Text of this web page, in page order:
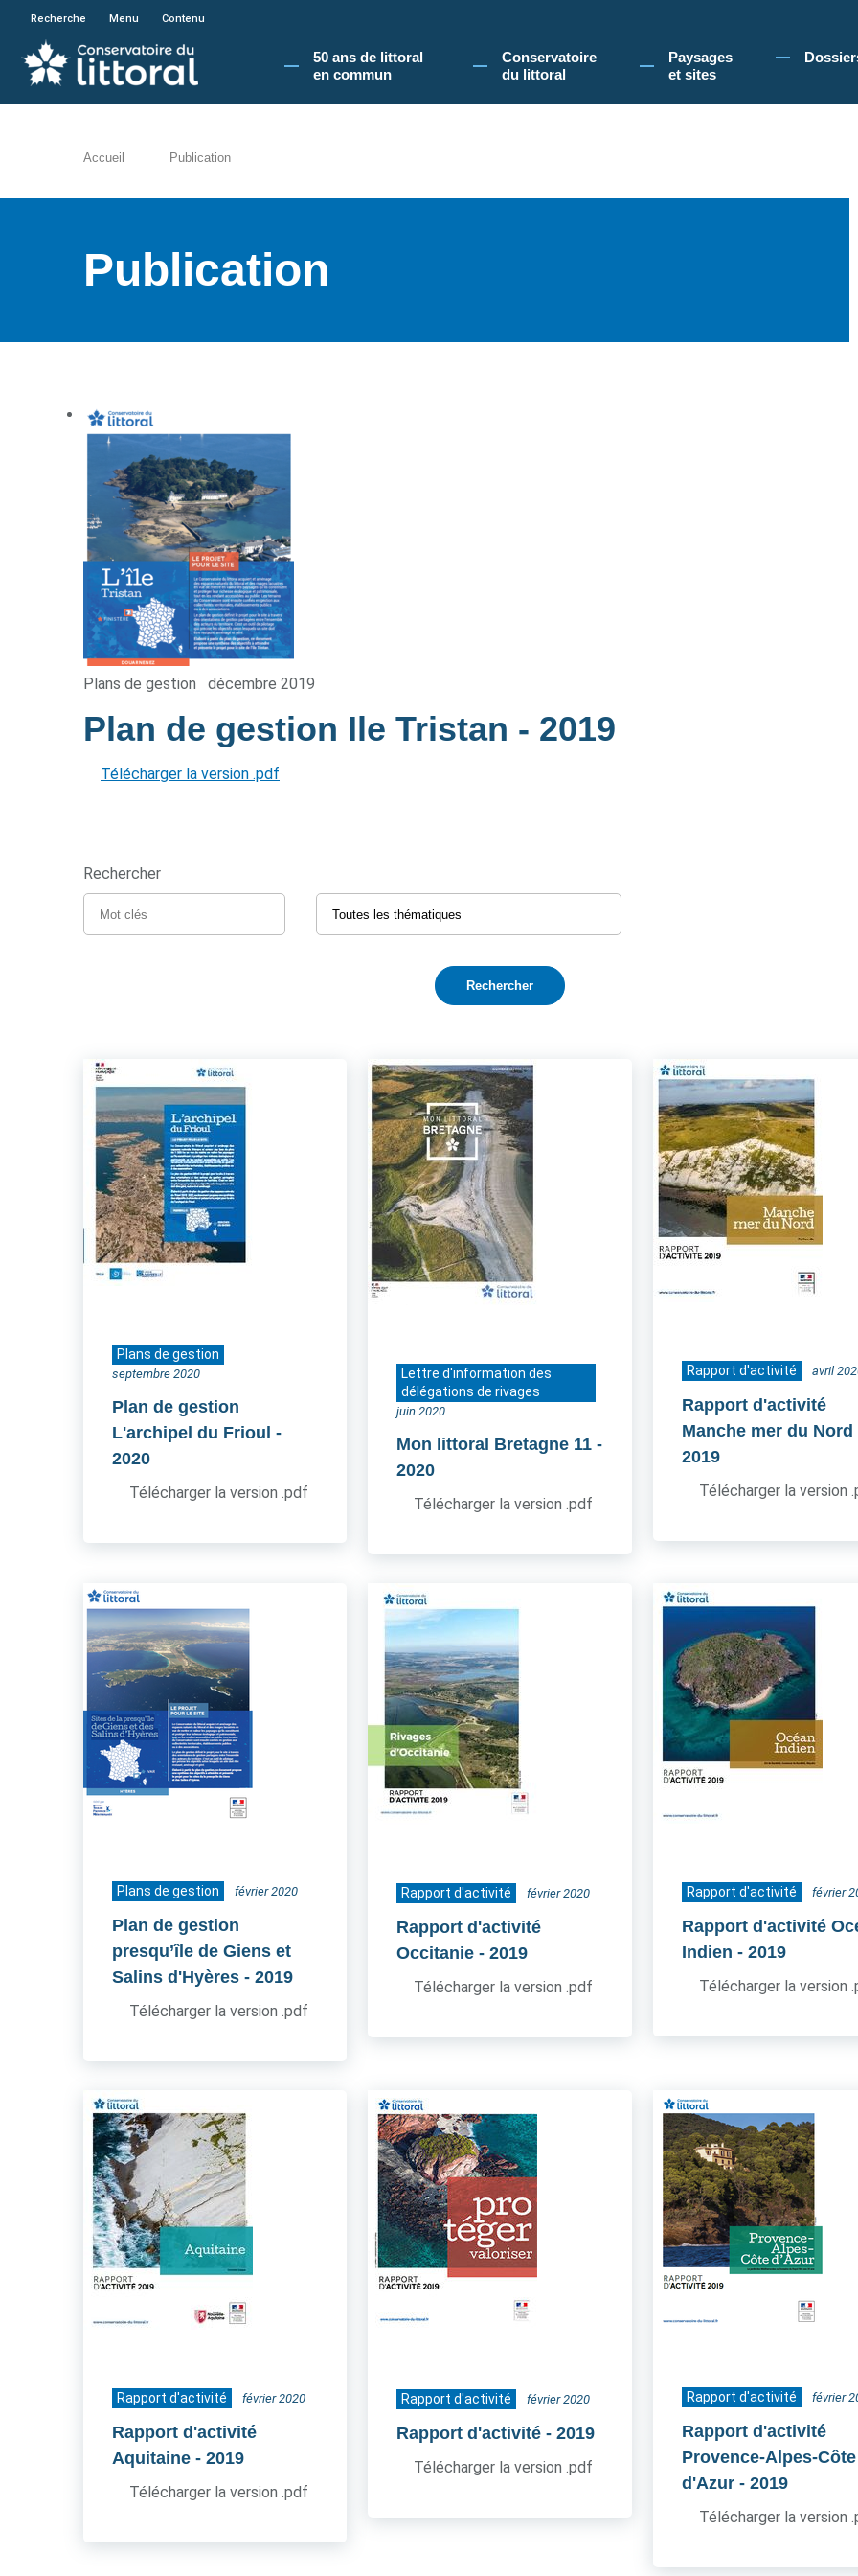
En poursuivant votre navigation sur le site du Conservatoire du littoral, vous acceptez l'utilisation de cookies pour vous
Recherche Menu Contenu
50 ans de littoral
en commun​
Conservatoire
du littoral
Paysages
et sites
Accueil Publication
Publication
Plans de gestion décembre 2019
Plan de gestion Ile Tristan - 2019
Télécharger la version .pdf
Rechercher
Plans de gestion
septembre 2020
Plan de gestion
L'archipel du Frioul -
2020
Télécharger la version .pdf
Lettre d'information des
délégations de rivages
juin 2020
Mon littoral Bretagne 11 -
2020
Télécharger la version .pdf
Rapport d'activité avril
Rapport d'activité
Manche mer du Nord
2019
Télécharger la version
Plans de gestion février 2020
Plan de gestion
presqu’île de Giens et
Salins d'Hyères - 2019
Télécharger la version .pdf
Rapport d'activité février 2020
Rapport d'activité
Occitanie - 2019
Télécharger la version .pdf
Rapport d'activité février
Rapport d'activité
Indien - 2019
Télécharger la version
Rapport d'activité février 2020
Rapport d'activité
Aquitaine - 2019
Télécharger la version .pdf
Rapport d'activité février 2020
Rapport d'activité - 2019
Télécharger la version .pdf
Rapport d'activité février
Rapport d'activité
Provence-Alpes-Côte
d'Azur - 2019
Télécharger la version